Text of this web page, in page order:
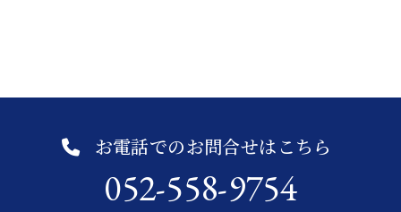
お電話でのお問合せはこちら
052-558-9754